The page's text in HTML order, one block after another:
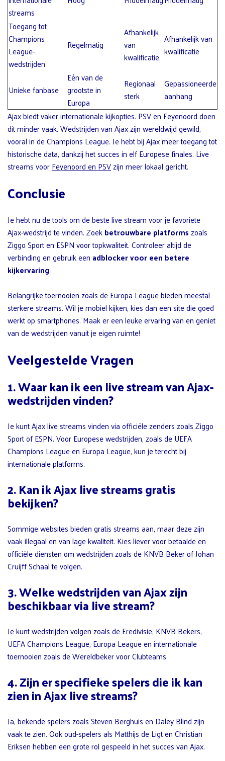
streams
Toegang tot
Champions
League-
wedstrijden
Regelmatig
Afhankelijk
van
kwalificatie
Afhankelijk van
kwalificatie
Unieke fanbase
Eén van de
grootste in
Europa
Regionaal
sterk
Gepassioneerde
aanhang
Ajax biedt vaker internationale kijkopties. PSV en Feyenoord doen
dit minder vaak. Wedstrijden van Ajax zijn wereldwijd gewild,
vooral in de Champions League. Je hebt bij Ajax meer toegang tot
historische data, dankzij het succes in elf Europese finales. Live
streams voorFeyenoord en PSVzijn meer lokaal gericht.
Conclusie
Je hebt nu de tools om de beste live stream voor je favoriete
Ajax-wedstrijd te vinden. Zoekbetrouwbare platformszoals
Ziggo Sport en ESPN voor topkwaliteit. Controleer altijd de
verbinding en gebruik een adblocker voor een betere
kijkervaring.
Belangrijke toernooien zoals de Europa League bieden meestal
sterkere streams. Wil je mobiel kijken, kies dan een site die goed
werkt op smartphones. Maak er een leuke ervaring van en geniet
van de wedstrijden vanuit je eigen ruimte!
Veelgestelde Vragen
1. Waar kan ik een live stream van Ajax-
wedstrijden vinden?
Je kunt Ajax live streams vinden via officiële zenders zoals Ziggo
Sport of ESPN. Voor Europese wedstrijden, zoals de UEFA
Champions League en Europa League, kun je terecht bij
internationale platforms.
2. Kan ik Ajax live streams gratis
bekijken?
Sommige websites bieden gratis streams aan, maar deze zijn
vaak illegaal en van lage kwaliteit. Kies liever voor betaalde en
officiële diensten om wedstrijden zoals de KNVB Beker of Johan
Cruijff Schaal te volgen.
3. Welke wedstrijden van Ajax zijn
beschikbaar via live stream?
Je kunt wedstrijden volgen zoals de Eredivisie, KNVB Bekers,
UEFA Champions League, Europa League en internationale
toernooien zoals de Wereldbeker voor Clubteams.
4. Zijn er specifieke spelers die ik kan
zien in Ajax live streams?
Ja, bekende spelers zoals Steven Berghuis en Daley Blind zijn
vaak te zien. Ook oud-spelers als Matthijs de Ligt en Christian
Eriksen hebben een grote rol gespeeld in het succes van Ajax.